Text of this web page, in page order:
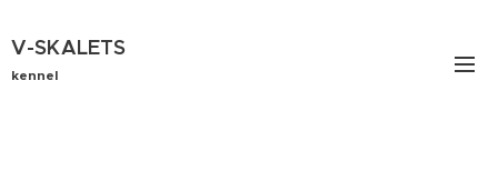
V-SKALETS
kennel